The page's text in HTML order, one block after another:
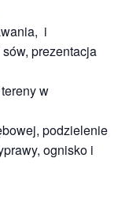
i
prezentacja
w
podzielenie
ognisko i